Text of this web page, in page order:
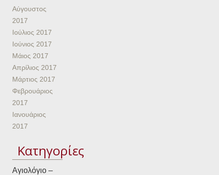
Αύγουστος
2017
Ιούλιος 2017
Ιούνιος 2017
Μάιος 2017
Απρίλιος 2017
Μάρτιος 2017
Φεβρουάριος
2017
Ιανουάριος
2017
Kατηγορίες
Αγιολόγιο –